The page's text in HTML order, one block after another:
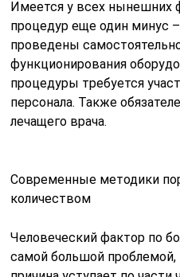
Имеется у всех нынешних
процедур еще один минус
проведены
функционирования
процедуры требуется
персонала. Также
лечащего врача.
Современные методики
количеством
Человеческий фактор по
самой большой проблемой,